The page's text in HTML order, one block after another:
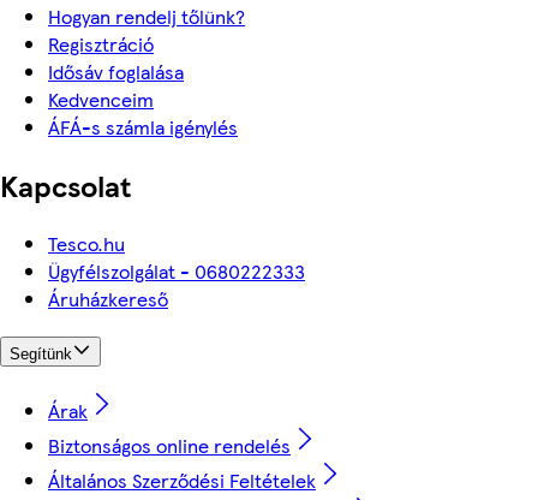
Hogyan rendelj tőlünk?
Regisztráció
Idősáv foglalása
Kedvenceim
ÁFÁ-s számla igénylés
Kapcsolat
Tesco.hu
Ügyfélszolgálat - 0680222333
Áruházkereső
Segítünk
Árak
Biztonságos online rendelés
Általános Szerződési Feltételek